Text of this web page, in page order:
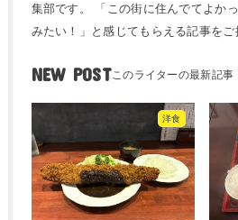
集部です。 「この街に住んでてよか
みたい！」と感じてもらえる記事をご
NEW POST
洋食